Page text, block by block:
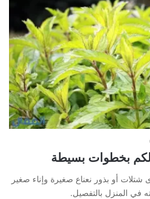
بخطوات بسيطة
أو بذور نعناع صغيرة وإناء صغير
في المنزل بالتفصيل.